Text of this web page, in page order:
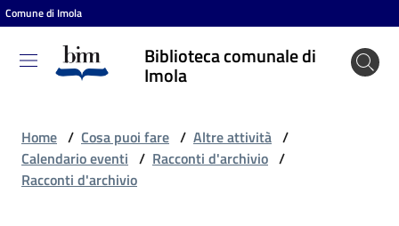
Vai al contenuto
Vai alla navigazione
Vai al footer
Comune di Imola
Biblioteca comunale di
Imola
Biblioteca
comunale
Home / Cosa puoi fare / Altre attività /
Calendario eventi / Racconti d'archivio /
Racconti d'archivio